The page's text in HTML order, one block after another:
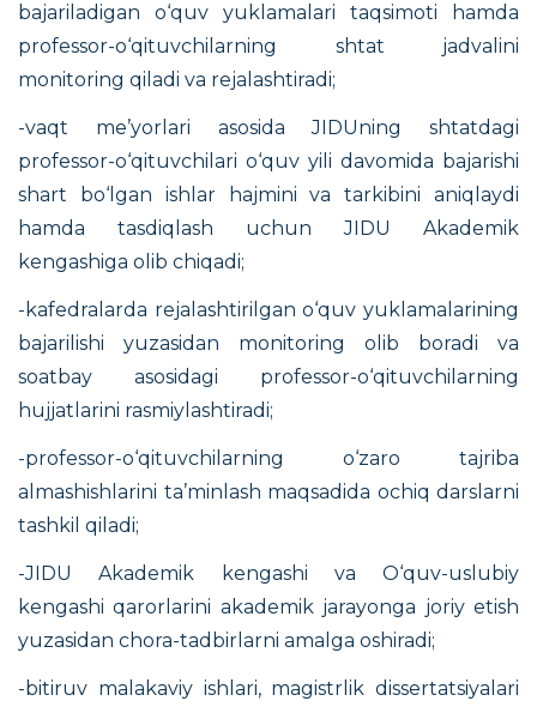
bajariladigan o‘quv yuklamalari taqsimoti hamda
professor-o‘qituvchilarning shtat jadvalini
monitoring qiladi va rejalashtiradi;
-vaqt me’yorlari asosida JIDUning shtatdagi
professor-o‘qituvchilari o‘quv yili davomida bajarishi
shart bo‘lgan ishlar hajmini va tarkibini aniqlaydi
hamda tasdiqlash uchun JIDU Akademik
kengashiga olib chiqadi;
-kafedralarda rejalashtirilgan o‘quv yuklamalarining
bajarilishi yuzasidan monitoring olib boradi va
soatbay asosidagi professor-o‘qituvchilarning
hujjatlarini rasmiylashtiradi;
-professor-o‘qituvchilarning o‘zaro tajriba
almashishlarini ta’minlash maqsadida ochiq darslarni
tashkil qiladi;
-JIDU Akademik kengashi va O‘quv-uslubiy
kengashi qarorlarini akademik jarayonga joriy etish
yuzasidan chora-tadbirlarni amalga oshiradi;
-bitiruv malakaviy ishlari, magistrlik dissertatsiyalari